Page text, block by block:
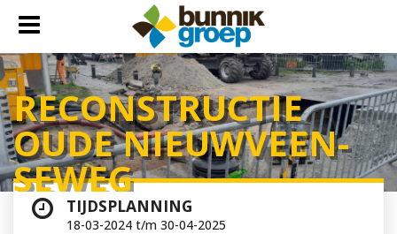
RE­CON­STRUC­TIE
OUDE NIEUW­VEEN­
SE­WEG
TIJDSPLANNING
18-03-2024 t/m 30-04-2025